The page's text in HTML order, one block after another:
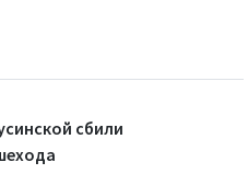
сбили